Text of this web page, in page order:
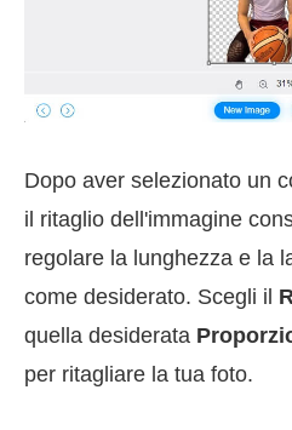
Dopo aver selezionato un
il ritaglio dell'immagine
regolare la lunghezza e la
come desiderato. Scegli il
quella desiderata
per ritagliare la tua foto.